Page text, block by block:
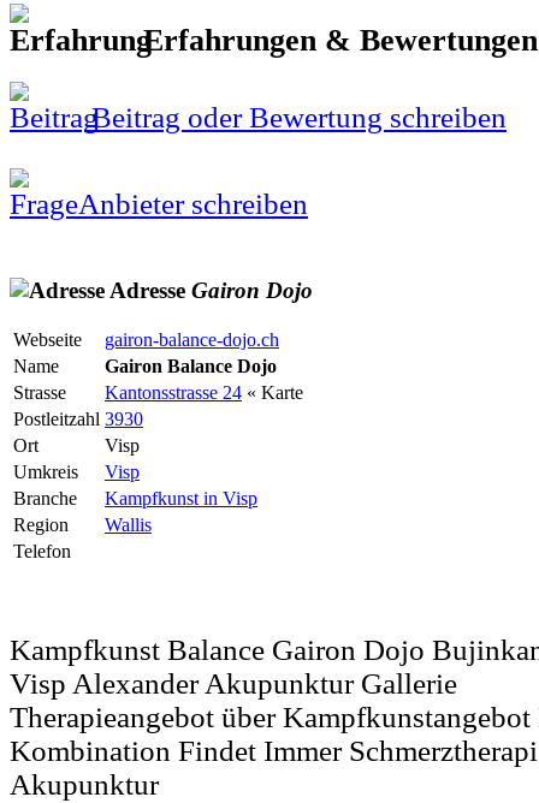
Erfahrungen &
Beitrag oder Bewertung schreiben
Anbieter schreiben
Adresse Gairon Dojo
Webseite
gairon-balance-dojo.ch
Name
Gairon Balance Dojo
Strasse
Kantonsstrasse 24 « Karte
Postleitzahl 3930
Ort
Visp
Umkreis
Visp
Branche
Kampfkunst in Visp
Region
Wallis
Telefon
Kampfkunst Balance Gairon Dojo
Visp Alexander Akupunktur Gallerie
Therapieangebot über
Kombination Findet Immer
Akupunktur